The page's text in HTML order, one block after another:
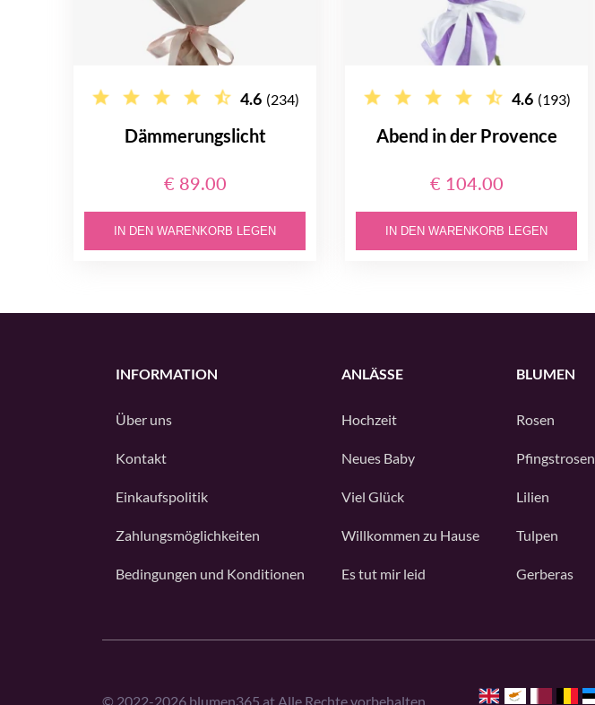
4.6 (234)
Dämmerungslicht
€ 89.00
IN DEN WARENKORB LEGEN
4.6 (193)
Abend in der Provence
€ 104.00
IN DEN WARENKORB LEGEN
INFORMATION
Über uns
Kontakt
Einkaufspolitik
Zahlungsmöglichkeiten
Bedingungen und Konditionen
ANLÄSSE
Hochzeit
Neues Baby
Viel Glück
Willkommen zu Hause
Es tut mir leid
BLUMEN
Rosen
Pfingstrosen
Lilien
Tulpen
Gerberas
© 2022-2026 blumen365.at Alle Rechte vorbehalten.